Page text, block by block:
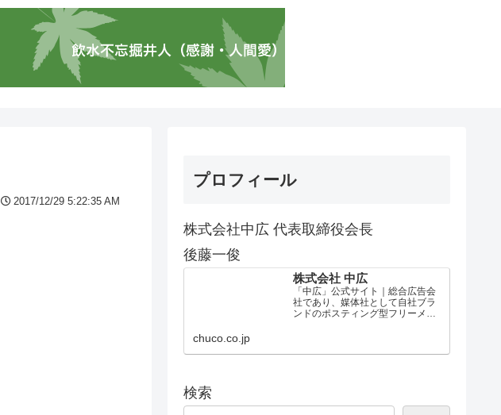
2017/12/29 5:22:35 AM
プロフィール
株式会社中広 代表取締役会長
後藤一俊
株式会社 中広
「中広」公式サイト｜総合広告会
社であり、媒体社として自社ブラ
ンドのポスティング型フリーメデ
chuco.co.jp
検索